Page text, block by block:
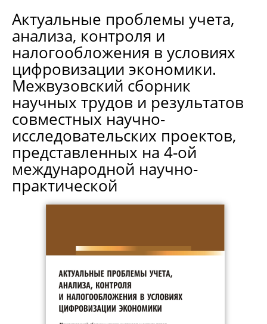
Актуальные проблемы учета,
анализа, контроля и
налогообложения в условиях
цифровизации экономики.
Межвузовский сборник
научных трудов и результатов
совместных научно-
исследовательских проектов,
представленных на 4-ой
международной научно-
практической